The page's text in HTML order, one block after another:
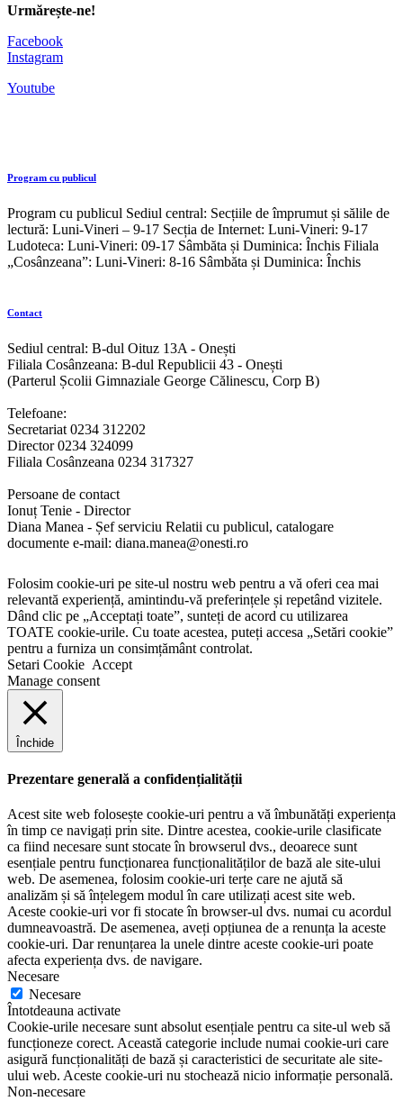
Urmărește-ne!
Facebook
Instagram
Youtube
Program cu publicul
Program cu publicul Sediul central: Secțiile de împrumut și sălile de
lectură: Luni-Vineri – 9-17 Secția de Internet: Luni-Vineri: 9-17
Ludoteca: Luni-Vineri: 09-17 Sâmbăta și Duminica: Închis Filiala
„Cosânzeana”: Luni-Vineri: 8-16 Sâmbăta și Duminica: Închis
Contact
Sediul central: B-dul Oituz 13A - Onești
Filiala Cosânzeana: B-dul Republicii 43 - Onești
(Parterul Școlii Gimnaziale George Călinescu, Corp B)
Telefoane:
Secretariat 0234 312202
Director 0234 324099
Filiala Cosânzeana 0234 317327
Persoane de contact
Ionuț Tenie - Director
Diana Manea - Șef serviciu Relatii cu publicul, catalogare
documente e-mail: diana.manea@onesti.ro
Folosim cookie-uri pe site-ul nostru web pentru a vă oferi cea mai
relevantă experiență, amintindu-vă preferințele și repetând vizitele.
Dând clic pe „Acceptați toate”, sunteți de acord cu utilizarea
TOATE cookie-urile. Cu toate acestea, puteți accesa „Setări cookie”
pentru a furniza un consimțământ controlat.
Setari Cookie Accept
Manage consent
Închide
Prezentare generală a confidențialității
Acest site web folosește cookie-uri pentru a vă îmbunătăți experiența
în timp ce navigați prin site. Dintre acestea, cookie-urile clasificate
ca fiind necesare sunt stocate în browserul dvs., deoarece sunt
esențiale pentru funcționarea funcționalităților de bază ale site-ului
web. De asemenea, folosim cookie-uri terțe care ne ajută să
analizăm și să înțelegem modul în care utilizați acest site web.
Aceste cookie-uri vor fi stocate în browser-ul dvs. numai cu acordul
dumneavoastră. De asemenea, aveți opțiunea de a renunța la aceste
cookie-uri. Dar renunțarea la unele dintre aceste cookie-uri poate
afecta experiența dvs. de navigare.
Necesare
Necesare
Întotdeauna activate
Cookie-urile necesare sunt absolut esențiale pentru ca site-ul web să
funcționeze corect. Această categorie include numai cookie-uri care
asigură funcționalități de bază și caracteristici de securitate ale site-
ului web. Aceste cookie-uri nu stochează nicio informație personală.
Non-necesare